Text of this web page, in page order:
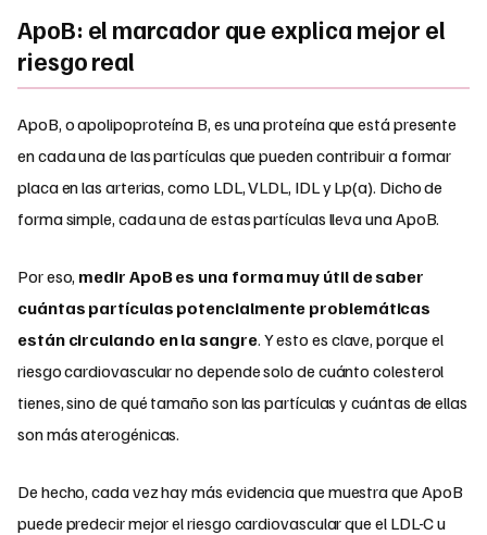
ApoB: el marcador que explica mejor el
riesgo real
ApoB, o apolipoproteína B, es una proteína que está presente
en cada una de las partículas que pueden contribuir a formar
placa en las arterias, como LDL, VLDL, IDL y Lp(a). Dicho de
forma simple, cada una de estas partículas lleva una ApoB.
Por eso, medir ApoB es una forma muy útil de saber
cuántas partículas potencialmente problemáticas
están circulando en la sangre. Y esto es clave, porque el
riesgo cardiovascular no depende solo de cuánto colesterol
tienes, sino de qué tamaño son las partículas y cuántas de ellas
son más aterogénicas.
De hecho, cada vez hay más evidencia que muestra que ApoB
puede predecir mejor el riesgo cardiovascular que el LDL-C u